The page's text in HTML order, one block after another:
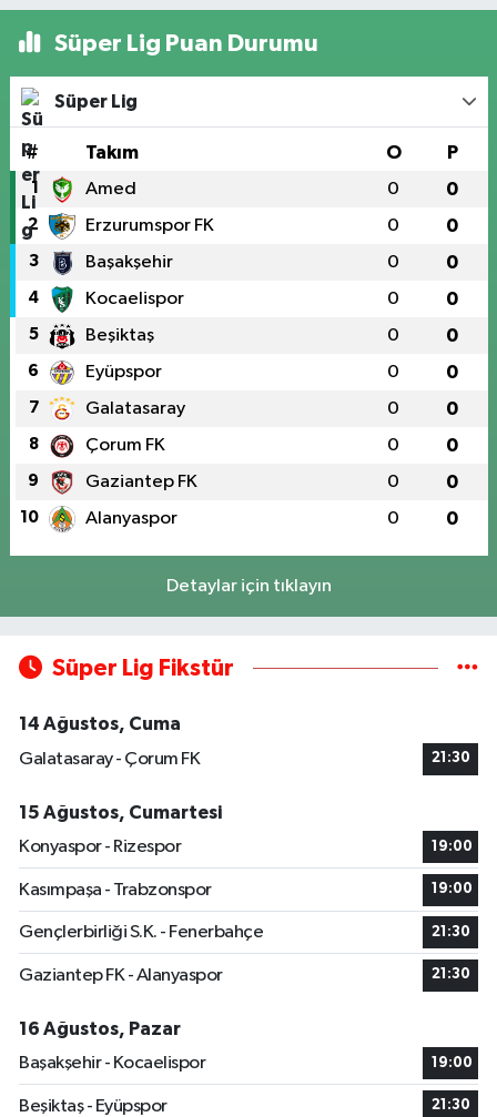
Süper Lig Puan Durumu
Süper Lig
# Takım O P
1 Amed 0 0
2 Erzurumspor FK 0 0
3 Başakşehir 0 0
4 Kocaelispor 0 0
5 Beşiktaş 0 0
6 Eyüpspor 0 0
7 Galatasaray 0 0
8 Çorum FK 0 0
9 Gaziantep FK 0 0
10 Alanyaspor 0 0
Detaylar için tıklayın
Süper Lig Fikstür
14 Ağustos, Cuma
Galatasaray - Çorum FK
21:30
15 Ağustos, Cumartesi
Konyaspor - Rizespor
19:00
Kasımpaşa - Trabzonspor 19:00
Gençlerbirliği S.K. - Fenerbahçe 21:30
Gaziantep FK - Alanyaspor 21:30
16 Ağustos, Pazar
Başakşehir - Kocaelispor
19:00
Beşiktaş - Eyüpspor 21:30